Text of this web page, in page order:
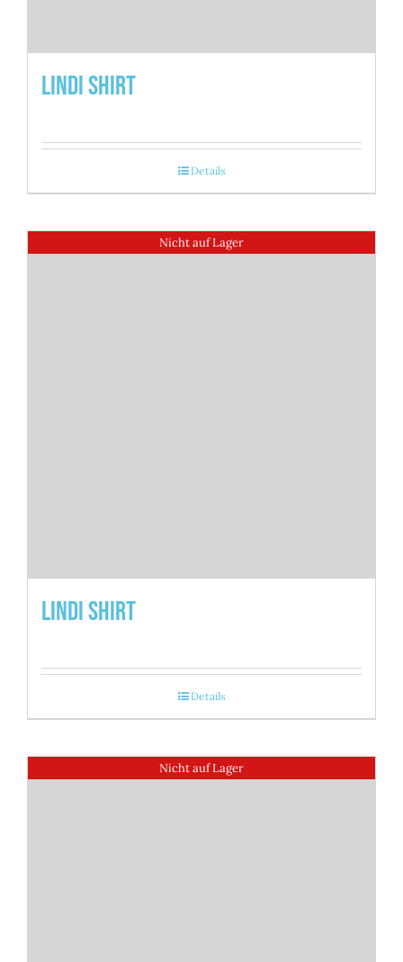
Lindi Shirt
Details
Nicht auf Lager
Lindi Shirt
Details
Nicht auf Lager